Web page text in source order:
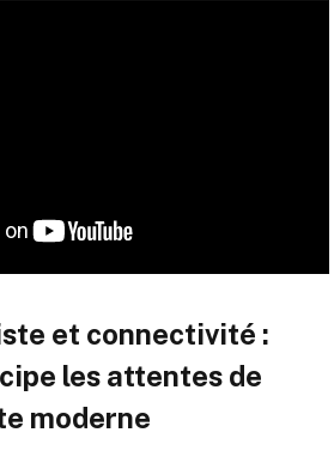
et connectivité :
les attentes de
moderne